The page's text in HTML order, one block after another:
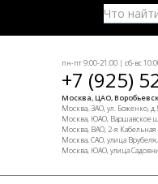
пн-пт 9:00-21:00 | сб-вс
+7 (925)
Москва, ЦАО,
Москва, ЗАО, ул. Боженко,
Москва, ЮАО, Варшавское
Москва, ВАО, 2-я Кабельная
Москва, САО, улица
Москва, ЮАО, улица